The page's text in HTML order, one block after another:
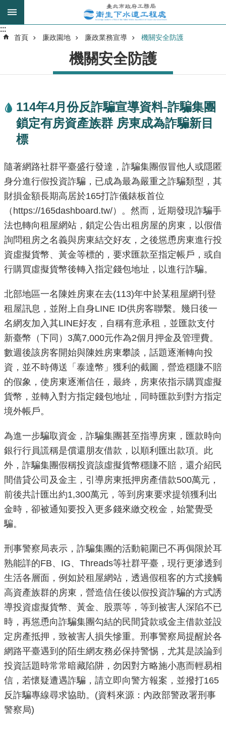
跳到主要內容區塊
進
我
的
身
分
公
告
訊
息
機
關
介
業
務
資
訊
府
資
訊
開
重
點
業
務
廉
園
地
為
民
務
網
站
導
覽
:::
:::
首頁 廉政園地 廉政業務宣導 機關安全防護
機關安全防護
114年4月份反詐騙宣導資料-詐騙集團
鎖定有房資產族群 房東成為詐騙新目
標
隨著網路社群平臺盛行發達，詐騙集團假冒他人或隱匿
身分進行假投資詐騙，已成為最為嚴重之詐騙類型，其
財損金額長期高居於165打詐儀錶板首位
（https://165dashboard.tw/）。然而，近期發現詐騙手
法也轉向租屋網站，鎖定公告出租房屋的房東，以假借
詢問租房之名義與房東結交好友，之後慫恿房東進行投
資虛擬貨幣、黃金等標的，要求匯款至指定帳戶，或自
行購買虛擬貨幣後轉入指定錢包地址，以進行詐騙。
北部地區一名陳姓房東在去(113)年中於某租屋網刊登
租屋訊息，並附上自身LINE ID供房客聯繫。幾日後一
名網友加入其LINE好友，自稱有意承租，並匯款支付
新臺幣（下同）3萬7,000元作為2個月押金及管理費。
數週後該房客開始與陳姓房東攀談，話題逐漸轉向投
資，並不時傳送「泰達幣」獲利的截圖，營造穩賺不賠
的假象，使房東逐漸信任，最終，房東依指示購買虛擬
貨幣，並轉入對方指定錢包地址，同時匯款到對方指定
境外帳戶。
為進一步騙取資金，詐騙集團甚至指導房東，匯款時向
銀行行員謊稱是償還朋友借款，以順利匯出款項。此
外，詐騙集團假稱投資該虛擬貨幣穩賺不賠，還介紹民
間借貸公司及金主，引導房東抵押房產借款500萬元，
前後共計匯出約1,300萬元，等到房東要求提領獲利出
金時，卻被通知要投入更多錢來繳交稅金，始驚覺受
騙。
刑事警察局表示，詐騙集團的活動範圍已不再侷限於耳
熟能詳的FB、IG、Threads等社群平臺，現行更滲透到
生活各層面，例如於租屋網站，透過假租客的方式接觸
高資產族群的房東，營造信任後以假投資詐騙的方式誘
導投資虛擬貨幣、黃金、股票等，等到被害人深陷不已
時，再慫恿向詐騙集團勾結的民間貸款或金主借款並設
定房產抵押，致被害人損失慘重。刑事警察局提醒於各
網路平臺遇到的陌生網友務必保持警惕，尤其是談論到
投資話題時常常暗藏陷阱，勿因對方略施小惠而輕易相
信，若懷疑遭遇詐騙，請立即向警方報案，並撥打165
反詐騙專線尋求協助。(資料來源：內政部警政署刑事
警察局)